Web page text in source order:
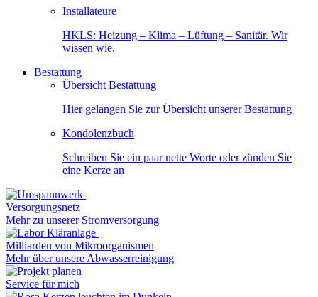
Installateure
HKLS: Heizung – Klima – Lüftung – Sanitär. Wir
wissen wie.
Bestattung
Übersicht Bestattung
Hier gelangen Sie zur Übersicht unserer Bestattung
Kondolenzbuch
Schreiben Sie ein paar nette Worte oder zünden Sie
eine Kerze an
Versorgungsnetz
Mehr zu unserer Stromversorgung
Milliarden von Mikroorganismen
Mehr über unsere Abwasserreinigung
Service für mich